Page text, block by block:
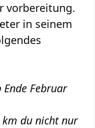
vorbereitung.
in seinem
Februar
km du nicht nur